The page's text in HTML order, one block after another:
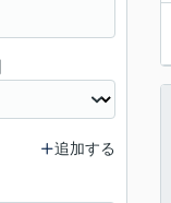
追加する